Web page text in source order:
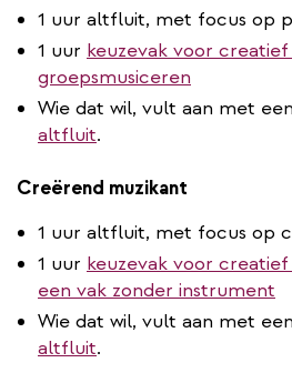
1 uur altfluit, met focus op
1 uur keuzevak voor
groepsmusiceren
Wie dat wil, vult aan met
altfluit.
Creërend muzikant
1 uur altfluit, met focus op
1 uur keuzevak voor
een vak zonder instrument
Wie dat wil, vult aan met
altfluit.